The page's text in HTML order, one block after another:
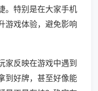
。特别是在大家手机
游戏体验，避免影响
家反映在游戏中遇到
到好牌，甚至好像能